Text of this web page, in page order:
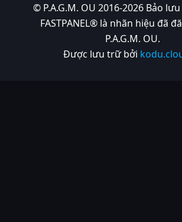
© P.A.G.M. OU 2016-2026 Bảo
FASTPANEL® là nhãn hiệu đã
P.A.G.M. OU.
Được lưu trữ bởi